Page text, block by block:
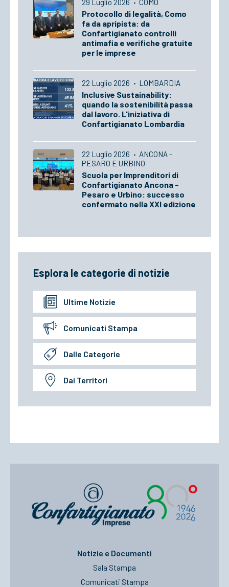
29 Luglio 2026 · COMO
Protocollo di legalità, Como
fa da apripista: da
Confartigianato controlli
antimafia e verifiche gratuite
per le imprese
22 Luglio 2026 · LOMBARDIA
Inclusive Sustainability:
quando la sostenibilità passa
dal lavoro. L'iniziativa di
Confartigianato Lombardia
22 Luglio 2026 · ANCONA -
PESARO E URBINO
Scuola per Imprenditori di
Confartigianato Ancona -
Pesaro e Urbino: successo
confermato nella XXI edizione
Esplora le categorie di notizie
Ultime Notizie
Comunicati Stampa
Dalle Categorie
Dai Territori
Notizie e Documenti
Sala Stampa
Comunicati Stampa